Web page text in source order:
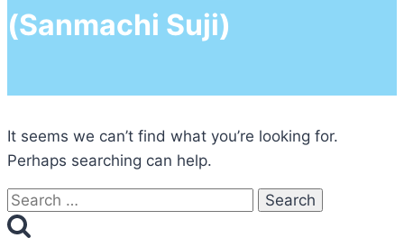
(Sanmachi Suji)
It seems we can’t find what you’re looking for.
Perhaps searching can help.
Search
for: